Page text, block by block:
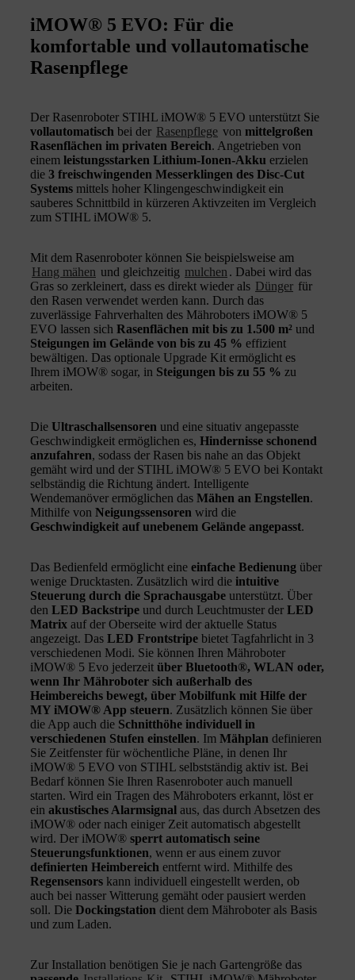
iMOW® 5 EVO: Für die
komfortable und vollautomatische
Rasenpflege
Der Rasenroboter STIHL iMOW® 5 EVO unterstützt Sie
vollautomatisch bei der Rasenpflege von mittelgroßen
Rasenflächen im privaten Bereich. Angetrieben von
einem leistungsstarken Lithium-Ionen-Akku erzielen
die 3 freischwingenden Messerklingen des Disc-Cut
Systems mittels hoher Klingengeschwindigkeit ein
sauberes Schnittbild in kürzeren Aktivzeiten im Vergleich
zum STIHL iMOW® 5.
Mit dem Rasenroboter können Sie beispielsweise am
Hang mähen und gleichzeitig mulchen . Dabei wird das
Gras so zerkleinert, dass es direkt wieder als Dünger für
den Rasen verwendet werden kann. Durch das
zuverlässige Fahrverhalten des Mähroboters iMOW® 5
EVO lassen sich Rasenflächen mit bis zu 1.500 m² und
Steigungen im Gelände von bis zu 45 % effizient
bewältigen. Das optionale Upgrade Kit ermöglicht es
Ihrem iMOW® sogar, in Steigungen bis zu 55 % zu
arbeiten.
Die Ultraschallsensoren und eine situativ angepasste
Geschwindigkeit ermöglichen es, Hindernisse schonend
anzufahren, sodass der Rasen bis nahe an das Objekt
gemäht wird und der STIHL iMOW® 5 EVO bei Kontakt
selbständig die Richtung ändert. Intelligente
Wendemanöver ermöglichen das Mähen an Engstellen.
Mithilfe von Neigungssensoren wird die
Geschwindigkeit auf unebenem Gelände angepasst.
Das Bedienfeld ermöglicht eine einfache Bedienung über
wenige Drucktasten. Zusätzlich wird die intuitive
Steuerung durch die Sprachausgabe unterstützt. Über
den LED Backstripe und durch Leuchtmuster der LED
Matrix auf der Oberseite wird der aktuelle Status
angezeigt. Das LED Frontstripe bietet Tagfahrlicht in 3
verschiedenen Modi. Sie können Ihren Mähroboter
iMOW® 5 Evo jederzeit über Bluetooth®, WLAN oder,
wenn Ihr Mähroboter sich außerhalb des
Heimbereichs bewegt, über Mobilfunk mit Hilfe der
MY iMOW® App steuern. Zusätzlich können Sie über
die App auch die Schnitthöhe individuell in
verschiedenen Stufen einstellen. Im Mähplan definieren
Sie Zeitfenster für wöchentliche Pläne, in denen Ihr
iMOW® 5 EVO von STIHL selbstständig aktiv ist. Bei
Bedarf können Sie Ihren Rasenroboter auch manuell
starten. Wird ein Tragen des Mähroboters erkannt, löst er
ein akustisches Alarmsignal aus, das durch Absetzen des
iMOW® oder nach einiger Zeit automatisch abgestellt
wird. Der iMOW® sperrt automatisch seine
Steuerungsfunktionen, wenn er aus einem zuvor
definierten Heimbereich entfernt wird. Mithilfe des
Regensensors kann individuell eingestellt werden, ob
auch bei nasser Witterung gemäht oder pausiert werden
soll. Die Dockingstation dient dem Mähroboter als Basis
und zum Laden.
Zur Installation benötigen Sie je nach Gartengröße das